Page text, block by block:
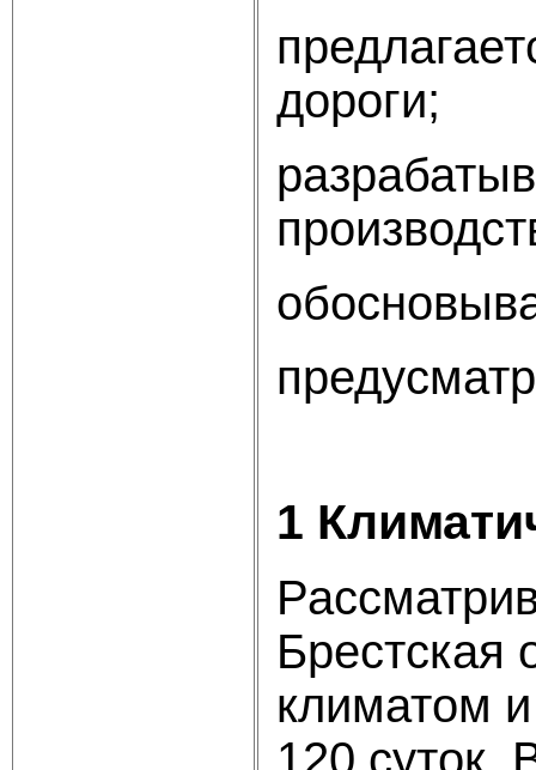
дороги;
1
Брестская
климатом
120 суток.